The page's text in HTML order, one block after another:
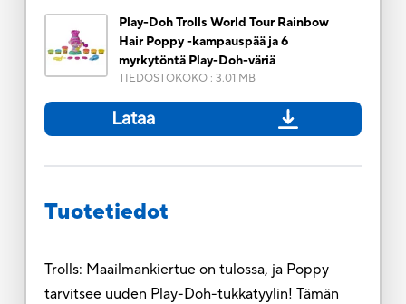
Play-Doh Trolls World Tour Rainbow
Hair Poppy -kampauspää ja 6
myrkytöntä Play-Doh-väriä
TIEDOSTOKOKO: 3.01 MB
Lataa
Tuotetiedot
Trolls: Maailmankiertue on tulossa, ja Poppy
tarvitsee uuden Play-Doh-tukkatyylin! Tämän